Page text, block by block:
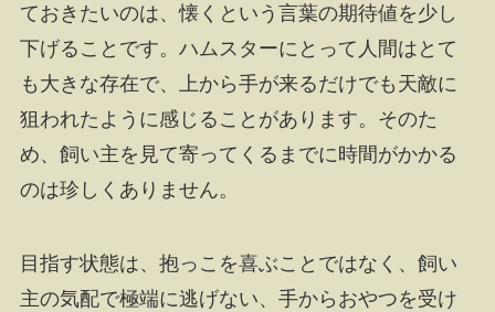
ておきたいのは、懐くという言葉の期待値を少し
下げることです。ハムスターにとって人間はとて
も大きな存在で、上から手が来るだけでも天敵に
狙われたように感じることがあります。そのた
め、飼い主を見て寄ってくるまでに時間がかかる
のは珍しくありません。
目指す状態は、抱っこを喜ぶことではなく、飼い
主の気配で極端に逃げない、手からおやつを受け